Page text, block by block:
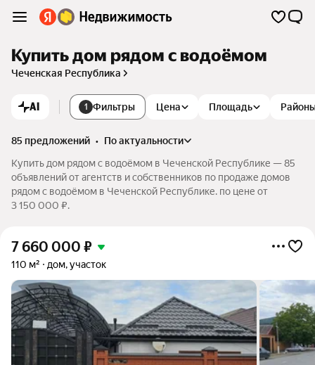
Купить дом рядом с водоёмом
Чеченская Республика
AI 1 Фильтры Цена Площадь
85 предложений •
по актуальности
Купить дом рядом с водоёмом в Чеченской Республике — 85
объявлений от агентств и собственников по продаже домов
рядом с водоёмом в Чеченской Республике. по цене от
3 150 000 ₽.
7 660 000 ₽
110 м² дом, участок